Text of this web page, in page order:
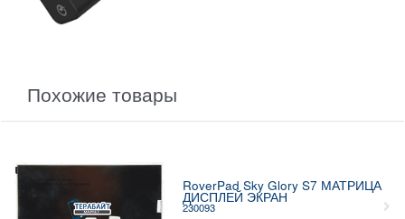
Похожие товары
RoverPad Sky Glory S7 МАТРИЦА
ДИСПЛЕЙ ЭКРАН
230093